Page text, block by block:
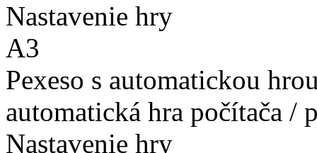
Nastavenie hry
A3
Pexeso s automatickou
automatická hra počítača /
Nastavenie hry